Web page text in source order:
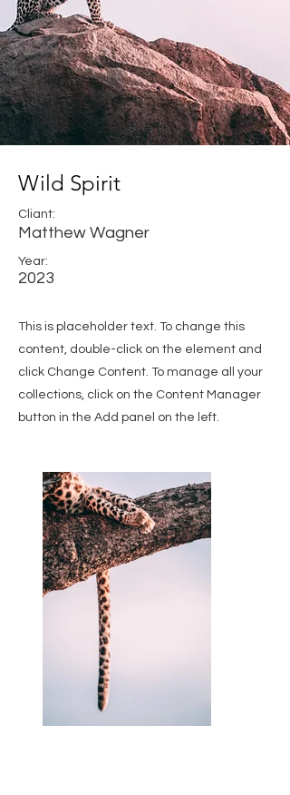
Wild Spirit
Cliant:
Matthew Wagner
Year:
2023
This is placeholder text. To change this
content, double-click on the element and
click Change Content. To manage all your
collections, click on the Content Manager
button in the Add panel on the left.